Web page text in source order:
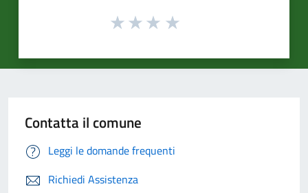
Contatta il comune
Leggi le domande frequenti
Richiedi Assistenza